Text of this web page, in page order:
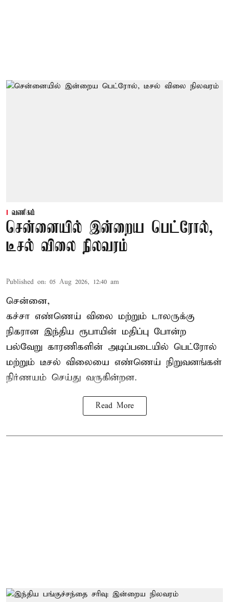
வணிகம்
சென்னையில் இன்றைய பெட்ரோல்,
டீசல் விலை நிலவரம்
Published on: 05 Aug 2026, 12:40 am
சென்னை,
கச்சா எண்ணெய் விலை மற்றும் டாலருக்கு
நிகரான இந்திய ரூபாயின் மதிப்பு போன்ற
பல்வேறு காரணிகளின் அடிப்படையில் பெட்ரோல்
மற்றும் டீசல் விலையை எண்ணெய் நிறுவனங்கள்
நிர்ணயம் செய்து வருகின்றன.
Read More